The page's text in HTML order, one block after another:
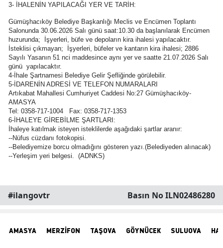
3- İHALENİN YAPILACAĞI YER VE TARİH:
Gümüşhacıköy Belediye Başkanlığı Meclis ve Encümen Toplantı
Salonunda 30.06.2026 Salı günü saat:10.30 da başlanılarak Encümen
huzurunda; İşyerleri, büfe ve depoların kira ihalesi yapılacaktır.
İsteklisi çıkmayan; İşyerleri, büfeler ve kantarın kira ihalesi; 2886
Sayılı Yasanın 51 nci maddesince aynı yer ve saatte 21.07.2026 Salı
günü yapılacaktır.
4-İhale Şartnamesi Belediye Gelir Şefliğinde görülebilir.
5-İDARENİN ADRESİ VE TELEFON NUMARALARI
Artıkabat Mahallesi Cumhuriyet Caddesi No:27 Gümüşhacıköy-
AMASYA
Tel: 0358-717-1004 Fax: 0358-717-1353
6-İHALEYE GİREBİLME ŞARTLARI:
İhaleye katılmak isteyen isteklilerde aşağıdaki şartlar aranır:
--Nüfus cüzdanı fotokopisi.
--Belediyemize borcu olmadığını gösteren yazı.(Belediyeden alınacak)
--Yerleşim yeri belgesi. (ADNKS)
#ilangovtr Basın No ILN02486280
AMASYA MERZİFON TAŞOVA GÖYNÜCEK SULUOVA